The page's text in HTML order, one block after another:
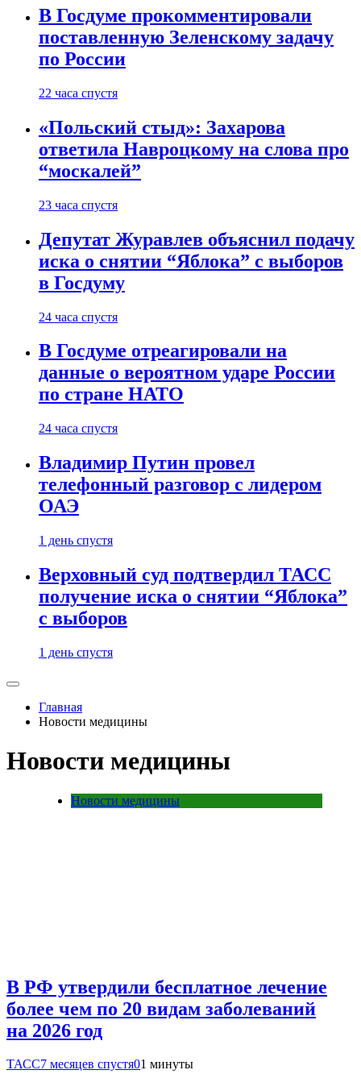
В Госдуме прокомментировали
поставленную Зеленскому задачу
по России
22 часа спустя
«Польский стыд»: Захарова
ответила Навроцкому на слова про
“москалей”
23 часа спустя
Депутат Журавлев объяснил подачу
иска о снятии “Яблока” с выборов
в Госдуму
24 часа спустя
В Госдуме отреагировали на
данные о вероятном ударе России
по стране НАТО
24 часа спустя
Владимир Путин провел
телефонный разговор с лидером
ОАЭ
1 день спустя
Верховный суд подтвердил ТАСС
получение иска о снятии “Яблока”
с выборов
1 день спустя
Главная
Новости медицины
Новости медицины
Новости медицины
В РФ утвердили бесплатное лечение
более чем по 20 видам заболеваний
на 2026 год
ТАСС7 месяцев спустя01 минуты